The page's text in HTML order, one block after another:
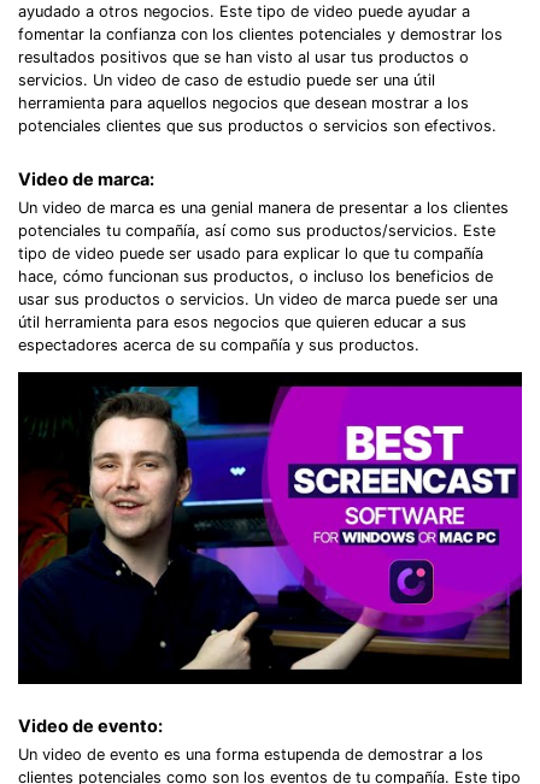
ayudado a otros negocios. Este tipo de video puede ayudar a
fomentar la confianza con los clientes potenciales y demostrar los
resultados positivos que se han visto al usar tus productos o
servicios. Un video de caso de estudio puede ser una útil
herramienta para aquellos negocios que desean mostrar a los
potenciales clientes que sus productos o servicios son efectivos.
Video de marca:
Un video de marca es una genial manera de presentar a los clientes
potenciales tu compañía, así como sus productos/servicios. Este
tipo de video puede ser usado para explicar lo que tu compañía
hace, cómo funcionan sus productos, o incluso los beneficios de
usar sus productos o servicios. Un video de marca puede ser una
útil herramienta para esos negocios que quieren educar a sus
espectadores acerca de su compañía y sus productos.
Video de evento:
Un video de evento es una forma estupenda de demostrar a los
clientes potenciales como son los eventos de tu compañía. Este tipo